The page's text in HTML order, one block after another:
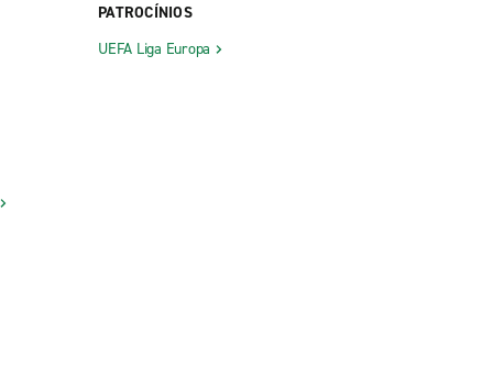
PATROCÍNIOS
UEFA Liga Europa